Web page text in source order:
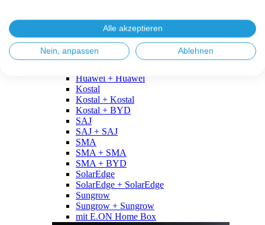
Fronius + BYD
GoodWe
GoodWe + GoodWe
GoodWe + BYD
Huawei + Huawei
Kostal
Kostal + Kostal
Kostal + BYD
SAJ
SAJ + SAJ
SMA
SMA + SMA
SMA + BYD
SolarEdge
SolarEdge + SolarEdge
Sungrow
Sungrow + Sungrow
mit E.ON Home Box
Alle akzeptieren
Nein, anpassen Ablehnen